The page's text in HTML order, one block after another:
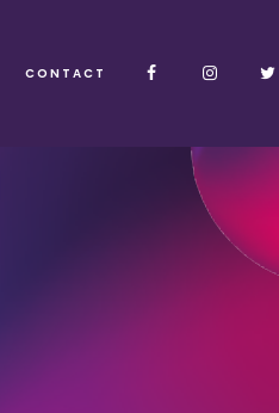
CONTACT